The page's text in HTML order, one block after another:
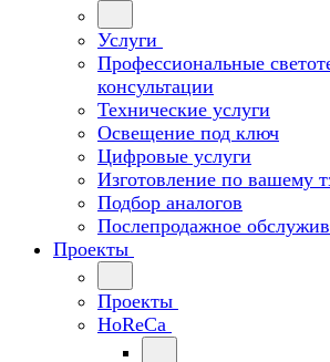
Услуги
Профессиональные
консультации
Технические услуги
Освещение под ключ
Цифровые услуги
Изготовление по вашему
Подбор аналогов
Послепродажное
Проекты
Проекты
HoReCa